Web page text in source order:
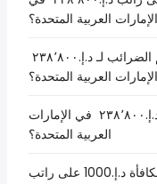
الإمارات العربية المتحدة؟
العربية المتحدة؟
ما هو معدل الضريبة المطبق على راتب د.إ.‏٢٣٨٬٨٠٠ ‏ في الإمارات
العربية المتحدة؟
كم ستكسب أكثر من ذلك بمكافأة د.إ.1000 على راتب